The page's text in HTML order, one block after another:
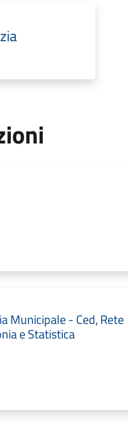
Municipale - Ced, Rete
e Statistica